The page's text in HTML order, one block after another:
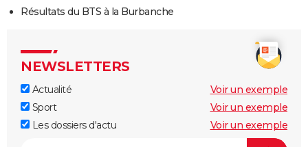
Résultats du BTS à la Burbanche
NEWSLETTERS
Actualité
Voir un exemple
Sport
Voir un exemple
Les dossiers d'actu
Voir un exemple